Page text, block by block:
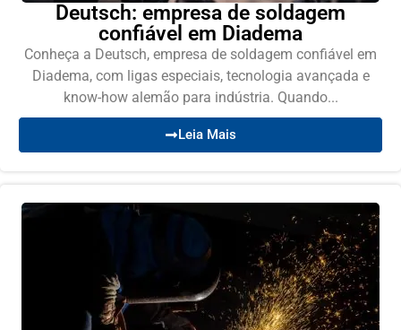
Deutsch: empresa de soldagem
confiável em Diadema
Conheça a Deutsch, empresa de soldagem confiável em
Diadema, com ligas especiais, tecnologia avançada e
know-how alemão para indústria. Quando...
Leia Mais